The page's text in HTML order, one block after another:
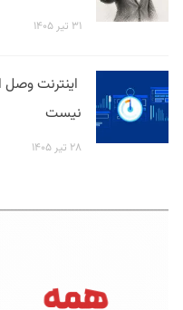
۳۱ تیر ۱۴۰۵
اینترنت
نیست
۲۸ تیر ۱۴۰۵